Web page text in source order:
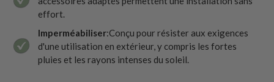
effort.
Imperméabiliser:Conçu pour résister aux exigences
d'une utilisation en extérieur, y compris les fortes
pluies et les rayons intenses du soleil.